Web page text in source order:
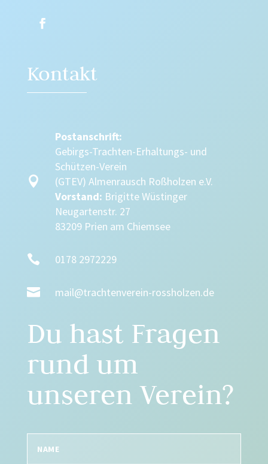
Kontakt

Postanschrift:
Gebirgs-Trachten-Erhaltungs- und
Schützen-Verein
(GTEV) Almenrausch Roßholzen e.V.
Vorstand: Brigitte Wüstinger
Neugartenstr. 27
83209 Prien am Chiemsee
 0178 2972229
 mail@trachtenverein-rossholzen.de
Du hast Fragen
rund um
unseren Verein?